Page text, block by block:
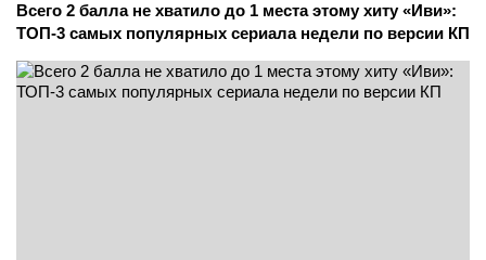
Всего 2 балла не хватило до 1 места этому хиту «Иви»:
ТОП-3 самых популярных сериала недели по версии КП